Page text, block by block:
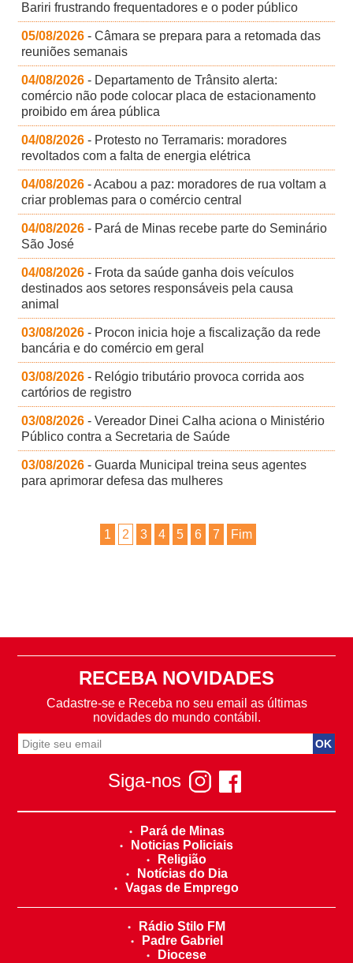
Bariri frustrando frequentadores e o poder público
05/08/2026 - Câmara se prepara para a retomada das
reuniões semanais
04/08/2026 - Departamento de Trânsito alerta:
comércio não pode colocar placa de estacionamento
proibido em área pública
04/08/2026 - Protesto no Terramaris: moradores
revoltados com a falta de energia elétrica
04/08/2026 - Acabou a paz: moradores de rua voltam a
criar problemas para o comércio central
04/08/2026 - Pará de Minas recebe parte do Seminário
São José
04/08/2026 - Frota da saúde ganha dois veículos
destinados aos setores responsáveis pela causa
animal
03/08/2026 - Procon inicia hoje a fiscalização da rede
bancária e do comércio em geral
03/08/2026 - Relógio tributário provoca corrida aos
cartórios de registro
03/08/2026 - Vereador Dinei Calha aciona o Ministério
Público contra a Secretaria de Saúde
03/08/2026 - Guarda Municipal treina seus agentes
para aprimorar defesa das mulheres
1 2 3 4 5 6 7 Fim
RECEBA NOVIDADES
Cadastre-se e Receba no seu email as últimas
novidades do mundo contábil.
Siga-nos
Pará de Minas
Noticias Policiais
Religião
Notícias do Dia
Vagas de Emprego
Rádio Stilo FM
Padre Gabriel
Diocese